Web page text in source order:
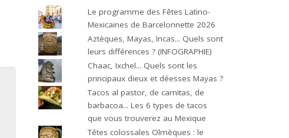
Le programme des Fêtes Latino-
Mexicaines de Barcelonnette 2026
Aztèques, Mayas, Incas... Quels sont
leurs différences ? (INFOGRAPHIE)
Chaac, Ixchel... Quels sont les
principaux dieux et déesses Mayas ?
Tacos al pastor, de carnitas, de
barbacoa... Les 6 types de tacos
que vous trouverez au Mexique
Têtes colossales Olmèques : le